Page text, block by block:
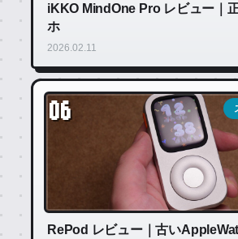
iKKO MindOne Pro レビュー｜
ホ
2026.02.11
06
RePod レビュー｜古い